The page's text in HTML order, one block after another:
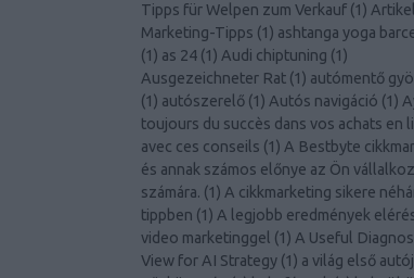
Tipps für Welpen zum Verkauf (1) Artikel
Marketing-Tipps (1) ashtanga yoga
(1) as 24 (1) Audi chiptuning (1)
Ausgezeichneter Rat (1) autómentő
(1) autószerelő (1) Autós navigáció (1)
toujours du succès dans vos achats en
avec ces conseils (1) A Bestbyte
és annak számos előnye az Ön
számára. (1) A cikkmarketing sikere
tippben (1) A legjobb eredmények
video marketinggel (1) A Useful
View for AI Strategy (1) a világ első